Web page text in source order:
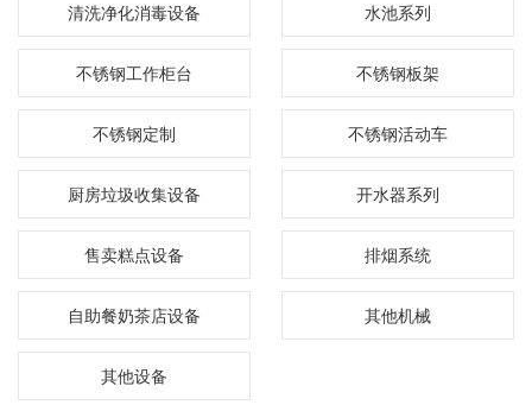
清洗净化消毒设备 水池系列
不锈钢工作柜台 不锈钢板架
不锈钢定制 不锈钢活动车
厨房垃圾收集设备 开水器系列
售卖糕点设备 排烟系统
自助餐奶茶店设备 其他机械
其他设备